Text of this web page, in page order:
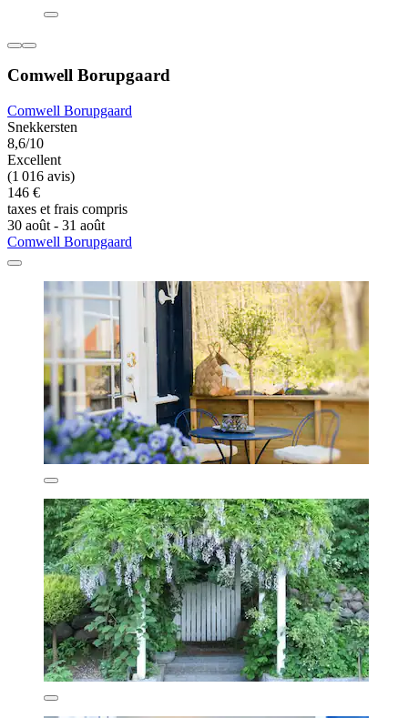
Comwell Borupgaard
Comwell Borupgaard
Snekkersten
8,6/10
Excellent
(1 016 avis)
146 €
taxes et frais compris
30 août - 31 août
Comwell Borupgaard